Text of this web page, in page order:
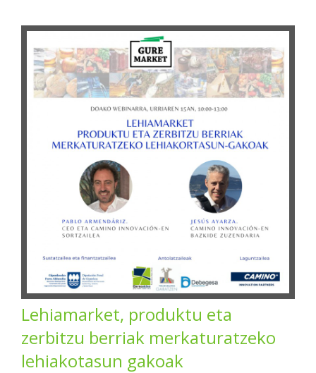
Lehiamarket, produktu eta
zerbitzu berriak merkaturatzeko
lehiakotasun gakoak